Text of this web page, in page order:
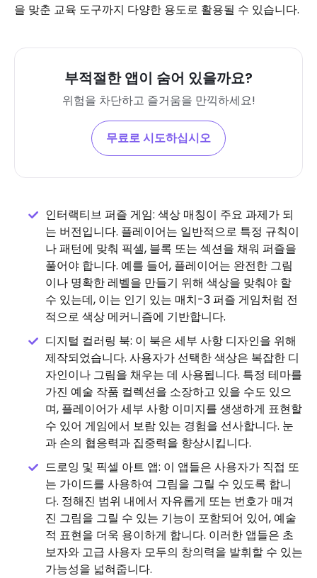
을 맞춘 교육 도구까지 다양한 용도로 활용될 수 있습니다.
부적절한 앱이 숨어 있을까요?
위험을 차단하고 즐거움을 만끽하세요!
무료로 시도하십시오
인터랙티브 퍼즐 게임: 색상 매칭이 주요 과제가 되
는 버전입니다. 플레이어는 일반적으로 특정 규칙이
나 패턴에 맞춰 픽셀, 블록 또는 섹션을 채워 퍼즐을
풀어야 합니다. 예를 들어, 플레이어는 완전한 그림
이나 명확한 레벨을 만들기 위해 색상을 맞춰야 할
수 있는데, 이는 인기 있는 매치-3 퍼즐 게임처럼 전
적으로 색상 메커니즘에 기반합니다.
디지털 컬러링 북: 이 북은 세부 사항 디자인을 위해
제작되었습니다. 사용자가 선택한 색상은 복잡한 디
자인이나 그림을 채우는 데 사용됩니다. 특정 테마를
가진 예술 작품 컬렉션을 소장하고 있을 수도 있으
며, 플레이어가 세부 사항 이미지를 생생하게 표현할
수 있어 게임에서 보람 있는 경험을 선사합니다. 눈
과 손의 협응력과 집중력을 향상시킵니다.
드로잉 및 픽셀 아트 앱: 이 앱들은 사용자가 직접 또
는 가이드를 사용하여 그림을 그릴 수 있도록 합니
다. 정해진 범위 내에서 자유롭게 또는 번호가 매겨
진 그림을 그릴 수 있는 기능이 포함되어 있어, 예술
적 표현을 더욱 용이하게 합니다. 이러한 앱들은 초
보자와 고급 사용자 모두의 창의력을 발휘할 수 있는
가능성을 넓혀줍니다.